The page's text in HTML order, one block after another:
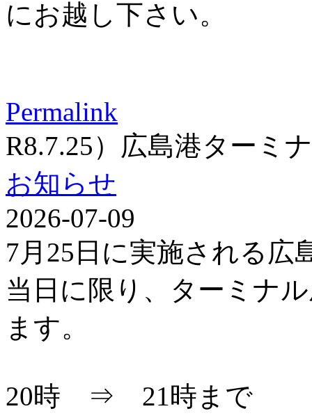
にお越し下さい。
Permalink
R8.7.25）広島港ターミ
お知らせ
2026-07-09
7月25日に実施される広
当日に限り、ターミナ
ます。
20時 ⇒ 21時まで